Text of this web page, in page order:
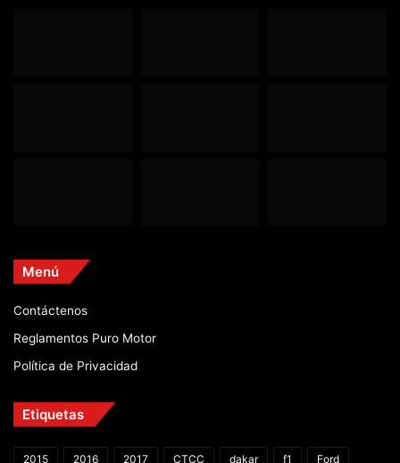
Menú
Contáctenos
Reglamentos Puro Motor
Política de Privacidad
Etiquetas
2015 2016 2017 CTCC dakar f1 Ford